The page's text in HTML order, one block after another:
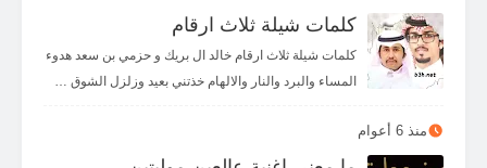
🙌
🤲
🤝
🙏
💪
كلمات شيلة ثلاث ارقام
كلمات شيلة ثلاث ارقام خالد ال بريك و حزمي بن سعد هدوء
المساء والبرد والنار والالهام خذتني بعيد وزلزل الشوق …
منذ 6 أعوام